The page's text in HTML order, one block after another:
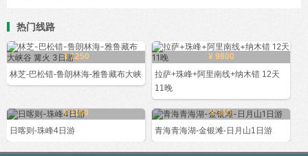
热门线路
¥ 1250
林芝-巴松错-鲁朗林海-雅鲁藏布大峡
¥ 9800
拉萨+珠峰+阿里南线+纳木错 12天
11晚
¥ 1160
日喀则-珠峰4日游
¥ 360
青海青海湖-金银滩-日月山1日游